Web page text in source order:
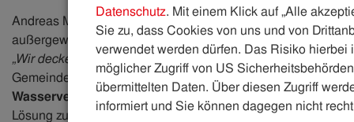
Andreas Michel (43) istInstallateurund Teil eines
außergewöhnlichen „Wasser-Rettungs-Teams“der IKB.
„Wir decken ein riesen Spektrum ab“, sagt er. Haben
Gemeinden beispielsweiseProbleme mit der
Wasserversorgung, rückt Andreas aus, um sie bei der
Lösung zu unterstützen. Die Versorgung der Bürger:innen
Datenschutz. Mit einem Klick auf „Alle
Sie zu, dass Cookies von uns und von
verwendet werden dürfen. Das Risiko hierbei
möglicher Zugriff von US
übermittelten Daten. Über diesen Zugriff
informiert und Sie können dagegen nicht